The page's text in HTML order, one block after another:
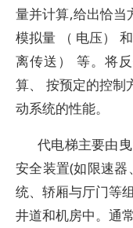
量并计算,给出恰当
模拟量 （ 电压）
离传送） 等。将
算、 按预定的控制
动系统的性能。
代电梯主要由
安全装置(如限速
统、轿厢与厅门等
井道和机房中。通